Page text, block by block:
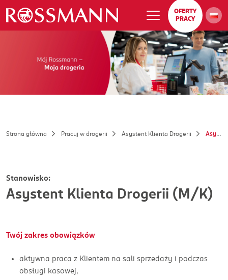
OFERTY
PRACY
Strona główna Pracuj w drogerii Asystent Klienta Drogerii Asystent Klienta Drogerii (M/K)
Stanowisko:
Asystent Klienta Drogerii (M/K)
Twój zakres obowiązków
aktywna praca z Klientem na sali sprzedaży i podczas
obsługi kasowej,